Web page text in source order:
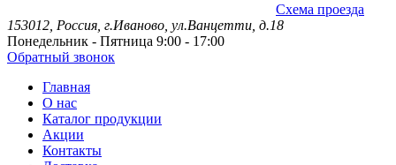
Схема проезда
153012, Россия, г.Иваново, ул.Ванцетти, д.18
Понедельник - Пятница 9:00 - 17:00
Обратный звонок
Главная
О нас
Каталог продукции
Акции
Контакты